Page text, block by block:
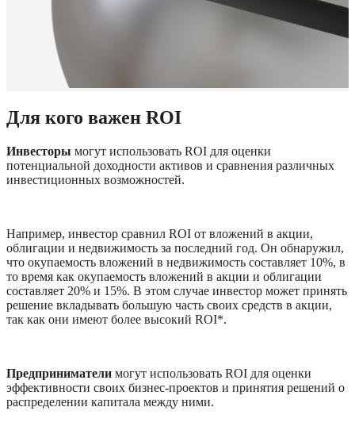
Для кого важен ROI
Инвесторы могут использовать ROI для оценки
потенциальной доходности активов и сравнения различных
инвестиционных возможностей.
Например, инвестор сравнил ROI от вложений в акции,
облигации и недвижимость за последний год. Он обнаружил,
что окупаемость вложений в недвижимость составляет 10%, в
то время как окупаемость вложений в акции и облигации
составляет 20% и 15%. В этом случае инвестор может принять
решение вкладывать большую часть своих средств в акции,
так как они имеют более высокий ROI*.
Предприниматели могут использовать ROI для оценки
эффективности своих бизнес-проектов и принятия решений о
распределении капитала между ними.